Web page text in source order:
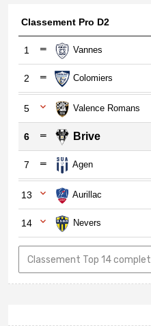
Classement Pro D2
1 Vannes
2 Colomiers
5 Valence Romans
6 Brive
7 Agen
13 Aurillac
14 Nevers
Classement Top 14 complet